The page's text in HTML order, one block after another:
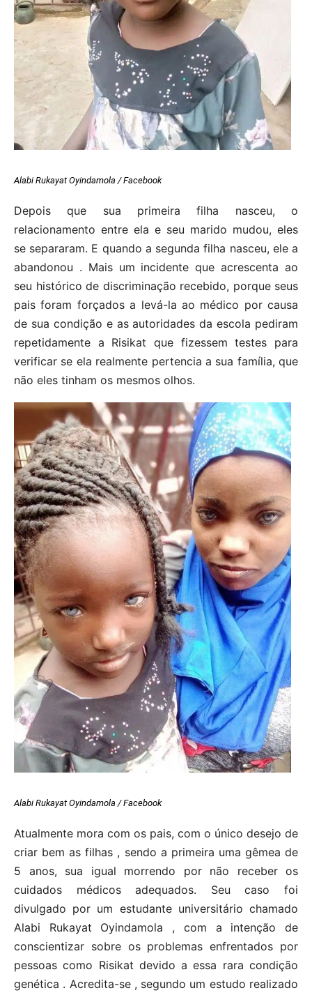
Alabi Rukayat Oyindamola / Facebook
Depois que sua primeira filha nasceu, o
relacionamento entre ela e seu marido mudou, eles
se separaram. E quando a segunda filha nasceu, ele a
abandonou . Mais um incidente que acrescenta ao
seu histórico de discriminação recebido, porque seus
pais foram forçados a levá-la ao médico por causa
de sua condição e as autoridades da escola pediram
repetidamente a Risikat que fizessem testes para
verificar se ela realmente pertencia a sua família, que
não eles tinham os mesmos olhos.
Alabi Rukayat Oyindamola / Facebook
Atualmente mora com os pais, com o único desejo de
criar bem as filhas , sendo a primeira uma gêmea de
5 anos, sua igual morrendo por não receber os
cuidados médicos adequados. Seu caso foi
divulgado por um estudante universitário chamado
Alabi Rukayat Oyindamola , com a intenção de
conscientizar sobre os problemas enfrentados por
pessoas como Risikat devido a essa rara condição
genética . Acredita-se , segundo um estudo realizado